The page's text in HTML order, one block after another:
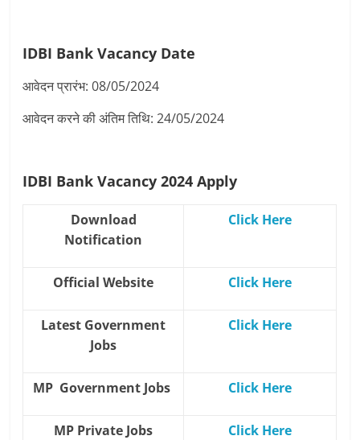
IDBI Bank Vacancy Date
आवेदन प्रारंभ: 08/05/2024
आवेदन करने की अंतिम तिथि: 24/05/2024
IDBI Bank Vacancy 2024Apply
Download
Notification
Click Here
Official Website Click Here
Latest Government
Jobs
Click Here
MP Government Jobs Click Here
MP Private Jobs Click Here